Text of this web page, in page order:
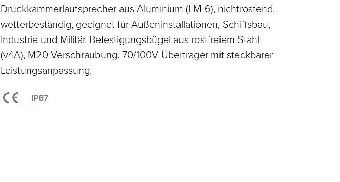
Druckkammerlautsprecher aus Aluminium (LM-6), nichtrostend,
wetterbeständig, geeignet für Außeninstallationen, Schiffsbau,
Industrie und Militär. Befestigungsbügel aus rostfreiem Stahl
(v4A), M20 Verschraubung. 70/100V-Übertrager mit steckbarer
Leistungsanpassung.
IP67